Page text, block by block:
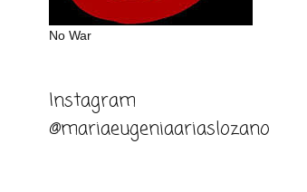
No War
Instagram
@mariaeugeniaariaslozano